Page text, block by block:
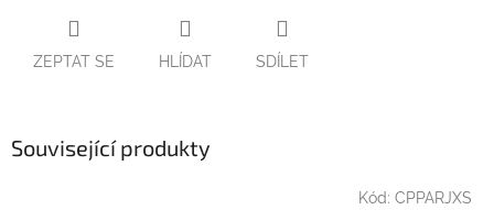
ZEPTAT SE HLÍDAT SDÍLET
Související produkty
Kód: CPPARJXS